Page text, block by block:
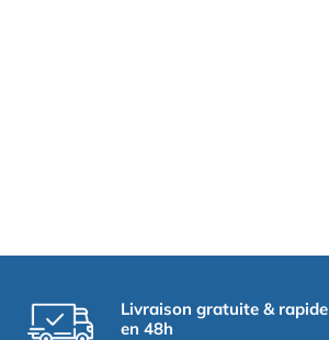
Livraison gratuite & rapide
en 48h